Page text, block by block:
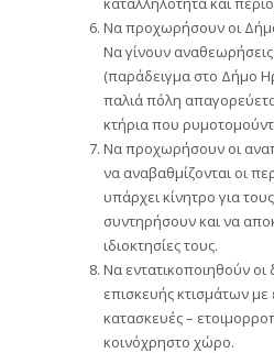
Να προχωρήσουν οι
Να γίνουν αναθεωρήσεις
(παράδειγμα στο Δήμο
παλιά πόλη
κτήρια που
Να προχωρήσουν οι
να αναβαθμίζονται οι
υπάρχει κίνητρο για
συντηρήσουν και να
ιδιοκτησίες τους.
Να εντατικοποιηθούν οι
επισκευής κτισμάτων με
κατασκευές –
κοινόχρηστο χώρο.